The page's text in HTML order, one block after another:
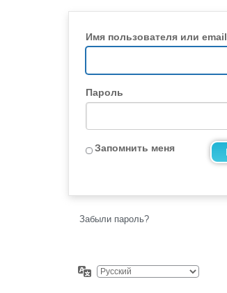
Имя пользователя или email
Пароль
Запомнить меня
Забыли пароль?